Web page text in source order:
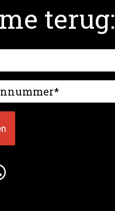
terug: